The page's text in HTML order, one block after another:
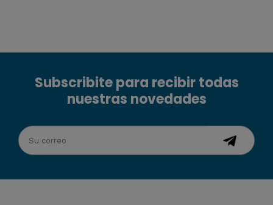
Subscribite para recibir todas
nuestras novedades